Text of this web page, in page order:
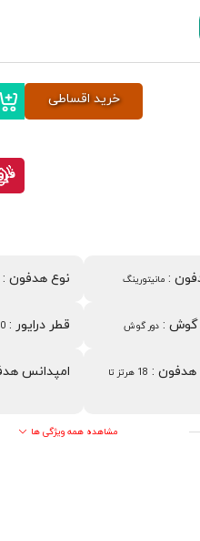
خرید اقساطی
: مانیتورینگ نوع هدفون:
: دور گوش قطر درایور :
40
هدفون:
18 هرتز تا
امپدانس
مشاهده همه ویژگی ها